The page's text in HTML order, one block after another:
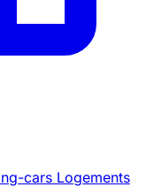
cars Logements